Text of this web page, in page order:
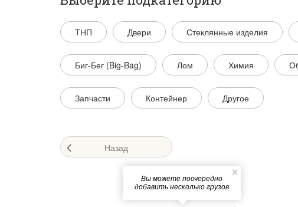
ТНП Двери Стеклянные изделия
Биг-Бег (Big-Bag) Лом Химия
Запчасти Контейнер Другое
Назад
Вы можете поочередно
добавить несколько грузов